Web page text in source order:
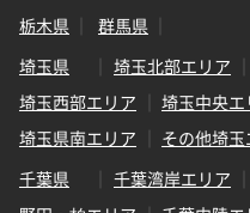
栃木県
群馬県
埼玉県
埼玉北部エリア
埼玉西部エリア
埼玉中央エ
埼玉県南エリア
その他埼玉
千葉県
千葉湾岸エリア